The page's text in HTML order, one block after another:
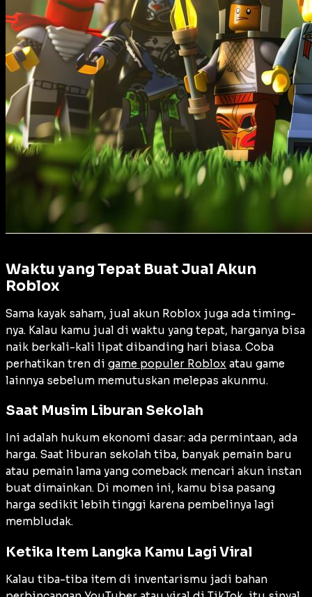
Waktu yang Tepat Buat Jual Akun
Roblox
Sama kayak saham, jual akun Roblox juga ada timing-
nya. Kalau kamu jual di waktu yang tepat, harganya bisa
naik berkali-kali lipat dibanding hari biasa. Coba
perhatikan tren di game populer Roblox atau game
lainnya sebelum memutuskan melepas akunmu.
Saat Musim Liburan Sekolah
Ini adalah hukum ekonomi dasar: ada permintaan, ada
harga. Saat liburan sekolah tiba, banyak pemain baru
atau pemain lama yang comeback mencari akun instan
buat dimainkan. Di momen ini, kamu bisa pasang
harga sedikit lebih tinggi karena pembelinya lagi
membludak.
Ketika Item Langka Kamu Lagi Viral
Kalau tiba-tiba item di inventarismu jadi bahan